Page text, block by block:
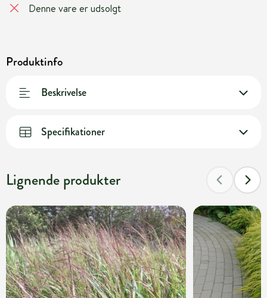
Denne vare er udsolgt
Produktinfo
Beskrivelse
Specifikationer
Lignende produkter